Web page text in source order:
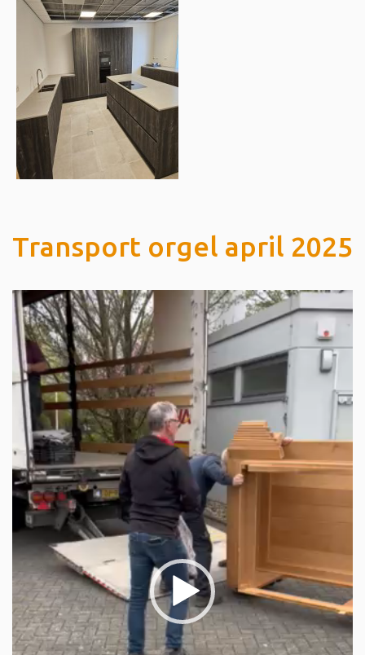
Transport orgel april 2025
Videospeler